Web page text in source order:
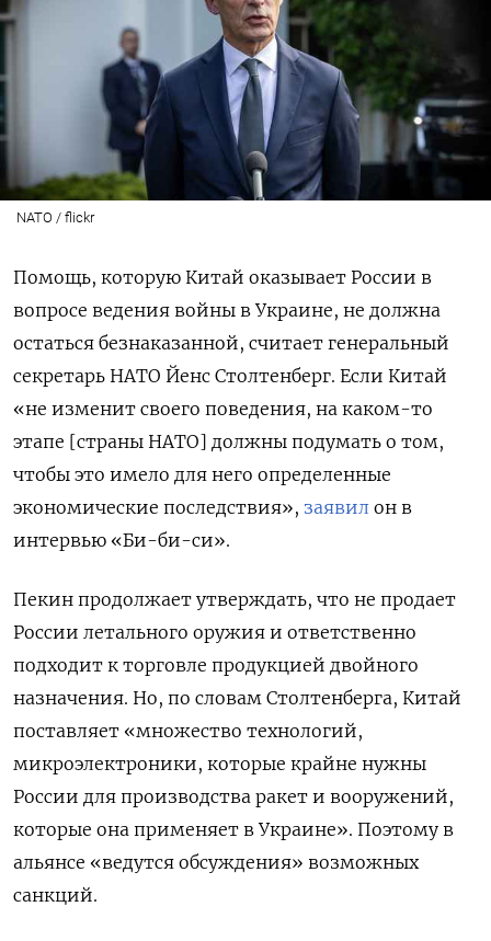
NATO / flickr
Помощь, которую Китай оказывает России в
вопросе ведения войны в Украине, не должна
остаться безнаказанной, считает генеральный
секретарь НАТО Йенс Столтенберг. Если Китай
«не изменит своего поведения, на каком-то
этапе [страны НАТО] должны подумать о том,
чтобы это имело для него определенные
экономические последствия», заявил он в
интервью «Би-би-си».
Пекин продолжает утверждать, что не продает
России летального оружия и ответственно
подходит к торговле продукцией двойного
назначения. Но, по словам Столтенберга, Китай
поставляет «множество технологий,
микроэлектроники, которые крайне нужны
России для производства ракет и вооружений,
которые она применяет в Украине». Поэтому в
альянсе «ведутся обсуждения» возможных
санкций.